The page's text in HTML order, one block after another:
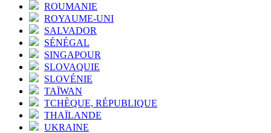
ROUMANIE
ROYAUME-UNI
SALVADOR
SÉNÉGAL
SINGAPOUR
SLOVAQUIE
SLOVÉNIE
TAÏWAN
TCHÈQUE, RÉPUBLIQUE
THAÏLANDE
UKRAINE